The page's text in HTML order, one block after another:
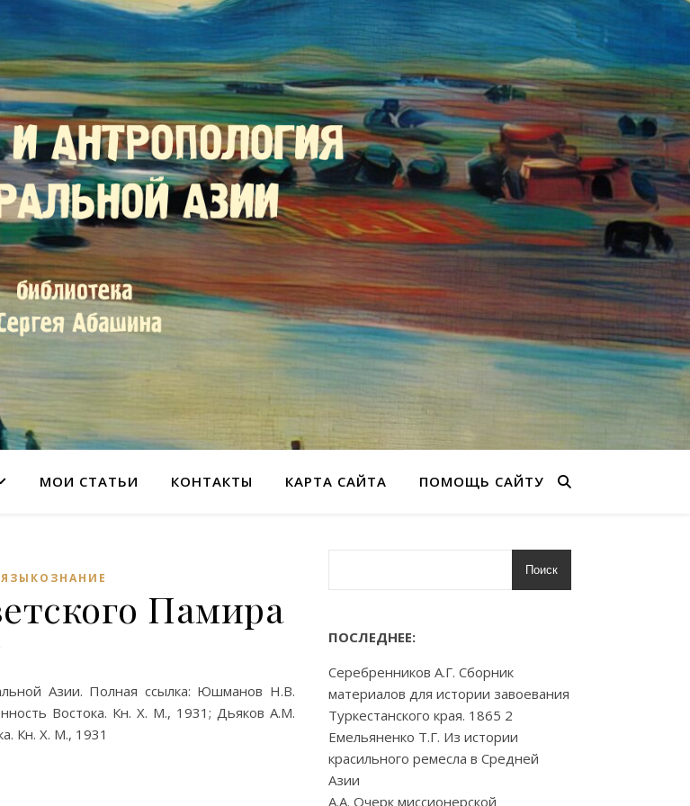
МОИ СТАТЬИ КОНТАКТЫ КАРТА САЙТА ПОМОЩЬ САЙТУ
ЯЗЫКОЗНАНИЕ
Памира
Азии. Полная ссылка: Юшманов Н.В.
Востока. Кн. X. М., 1931; Дьяков А.М.
Кн. X. М., 1931
Поиск
ПОСЛЕДНЕЕ:
Серебренников А.Г. Сборник
материалов для истории завоевания
Туркестанского края. 1865 2
Емельяненко Т.Г. Из истории
красильного ремесла в Средней
Азии
А.А. Очерк миссионерской